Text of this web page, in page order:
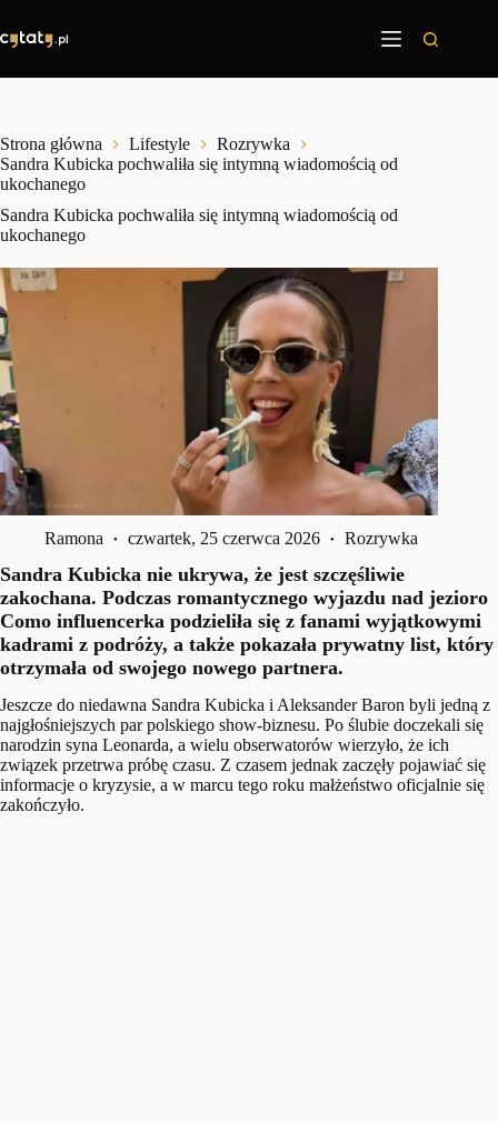
treści
Strona główna Lifestyle
Rozrywka
Sandra Kubicka pochwaliła się intymną wiadomością od
ukochanego
Sandra Kubicka pochwaliła się intymną wiadomością od
ukochanego
Ramona czwartek, 25 czerwca 2026 Rozrywka
Sandra Kubicka nie ukrywa, że jest szczęśliwie
zakochana. Podczas romantycznego wyjazdu nad jezioro
Como influencerka podzieliła się z fanami wyjątkowymi
kadrami z podróży, a także pokazała prywatny list, który
otrzymała od swojego nowego partnera.
Jeszcze do niedawna Sandra Kubicka i Aleksander Baron byli jedną z
najgłośniejszych par polskiego show-biznesu. Po ślubie doczekali się
narodzin syna Leonarda, a wielu obserwatorów wierzyło, że ich
związek przetrwa próbę czasu. Z czasem jednak zaczęły pojawiać się
informacje o kryzysie, a w marcu tego roku małżeństwo oficjalnie się
zakończyło.